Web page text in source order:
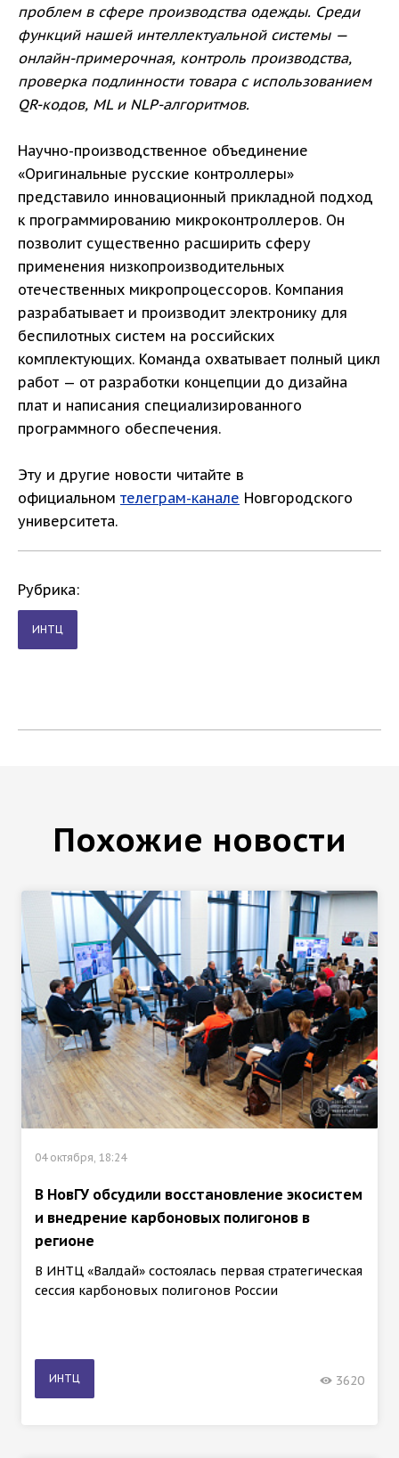
проблем в сфере производства одежды. Среди
функций нашей интеллектуальной системы —
онлайн-примерочная, контроль производства,
проверка подлинности товара с использованием
QR-кодов, ML и NLP-алгоритмов.
Научно-производственное объединение
«Оригинальные русские контроллеры»
представило инновационный прикладной подход
к программированию микроконтроллеров. Он
позволит существенно расширить сферу
применения низкопроизводительных
отечественных микропроцессоров. Компания
разрабатывает и производит электронику для
беспилотных систем на российских
комплектующих. Команда охватывает полный цикл
работ — от разработки концепции до дизайна
плат и написания специализированного
программного обеспечения.
Эту и другие новости читайте в
официальном телеграм-канале Новгородского
университета.
Рубрика:
ИНТЦ
Похожие новости
04 октября, 18:24
В НовГУ обсудили восстановление экосистем
и внедрение карбоновых полигонов в
регионе
В ИНТЦ «Валдай» состоялась первая стратегическая
сессия карбоновых полигонов России
ИНТЦ 3620